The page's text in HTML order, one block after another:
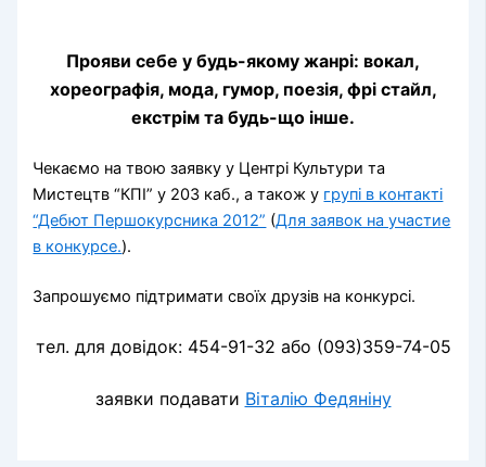
Прояви себе у будь-якому жанрі: вокал,
хореографія, мода, гумор, поезія, фрі стайл,
екстрім та будь-що інше.
Чекаємо на твою заявку у Центрі Культури та
Мистецтв “КПІ” у 203 каб., а також у групі в контакті
“Дебют Першокурсника 2012” (Для заявок на участие
в конкурсе.).
Запрошуємо підтримати своїх друзів на конкурсі.
тел. для довідок: 454-91-32 або (093)359-74-05
заявки подавати Віталію Федяніну